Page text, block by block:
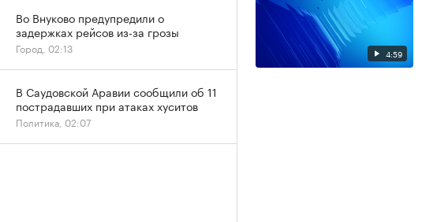
4:59
Во Внуково предупредили о
задержках рейсов из-за грозы
Город, 02:13
В Саудовской Аравии сообщили об 11
пострадавших при атаках хуситов
Политика, 02:07